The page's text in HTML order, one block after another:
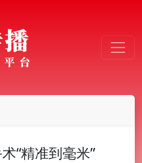
“精准到毫米”